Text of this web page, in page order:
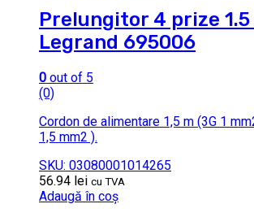
Prelungitor 4 prize
Legrand 695006
0 out of 5
(0)
Cordon de alimentare 1,5 m (3G 1
1,5 mm2 ).
SKU: 03080001014265
56.94 lei cu TVA
Adaugă în coș